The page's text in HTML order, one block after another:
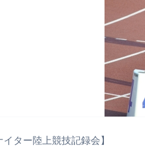
イター陸上競技記録会】